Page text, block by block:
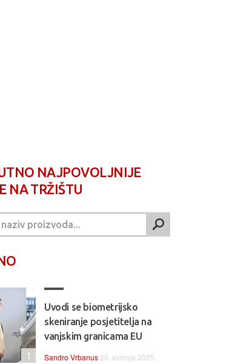
NAJPOVOLJNIJE
NA TRŽIŠTU
Uvodi se biometrijsko
skeniranje posjetitelja na
vanjskim granicama EU
Sandro Vrbanus 20. svibnja 2025.
1